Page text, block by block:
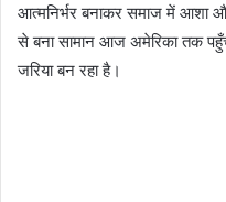
आत्मनिर्भर बनाकर समाज में आशा
से बना सामान आज अमेरिका तक
जरिया बन रहा है।